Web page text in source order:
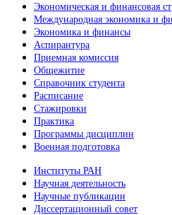
Экономическая и финансовая
Международная экономика и
Экономика и финансы
Аспирантура
Приемная комиссия
Общежитие
Справочник студента
Расписание
Стажировки
Практика
Программы дисциплин
Военная подготовка
Институты РАН
Научная деятельность
Научные публикации
Диссертационный совет